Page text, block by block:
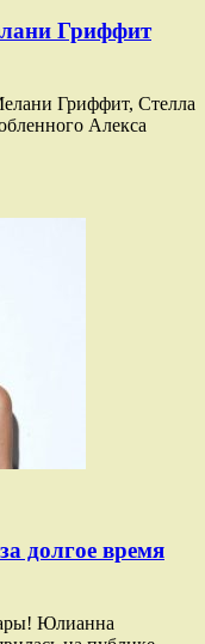
Гриффит
Гриффит, Стелла
Алекса
долгое время
Юлианна